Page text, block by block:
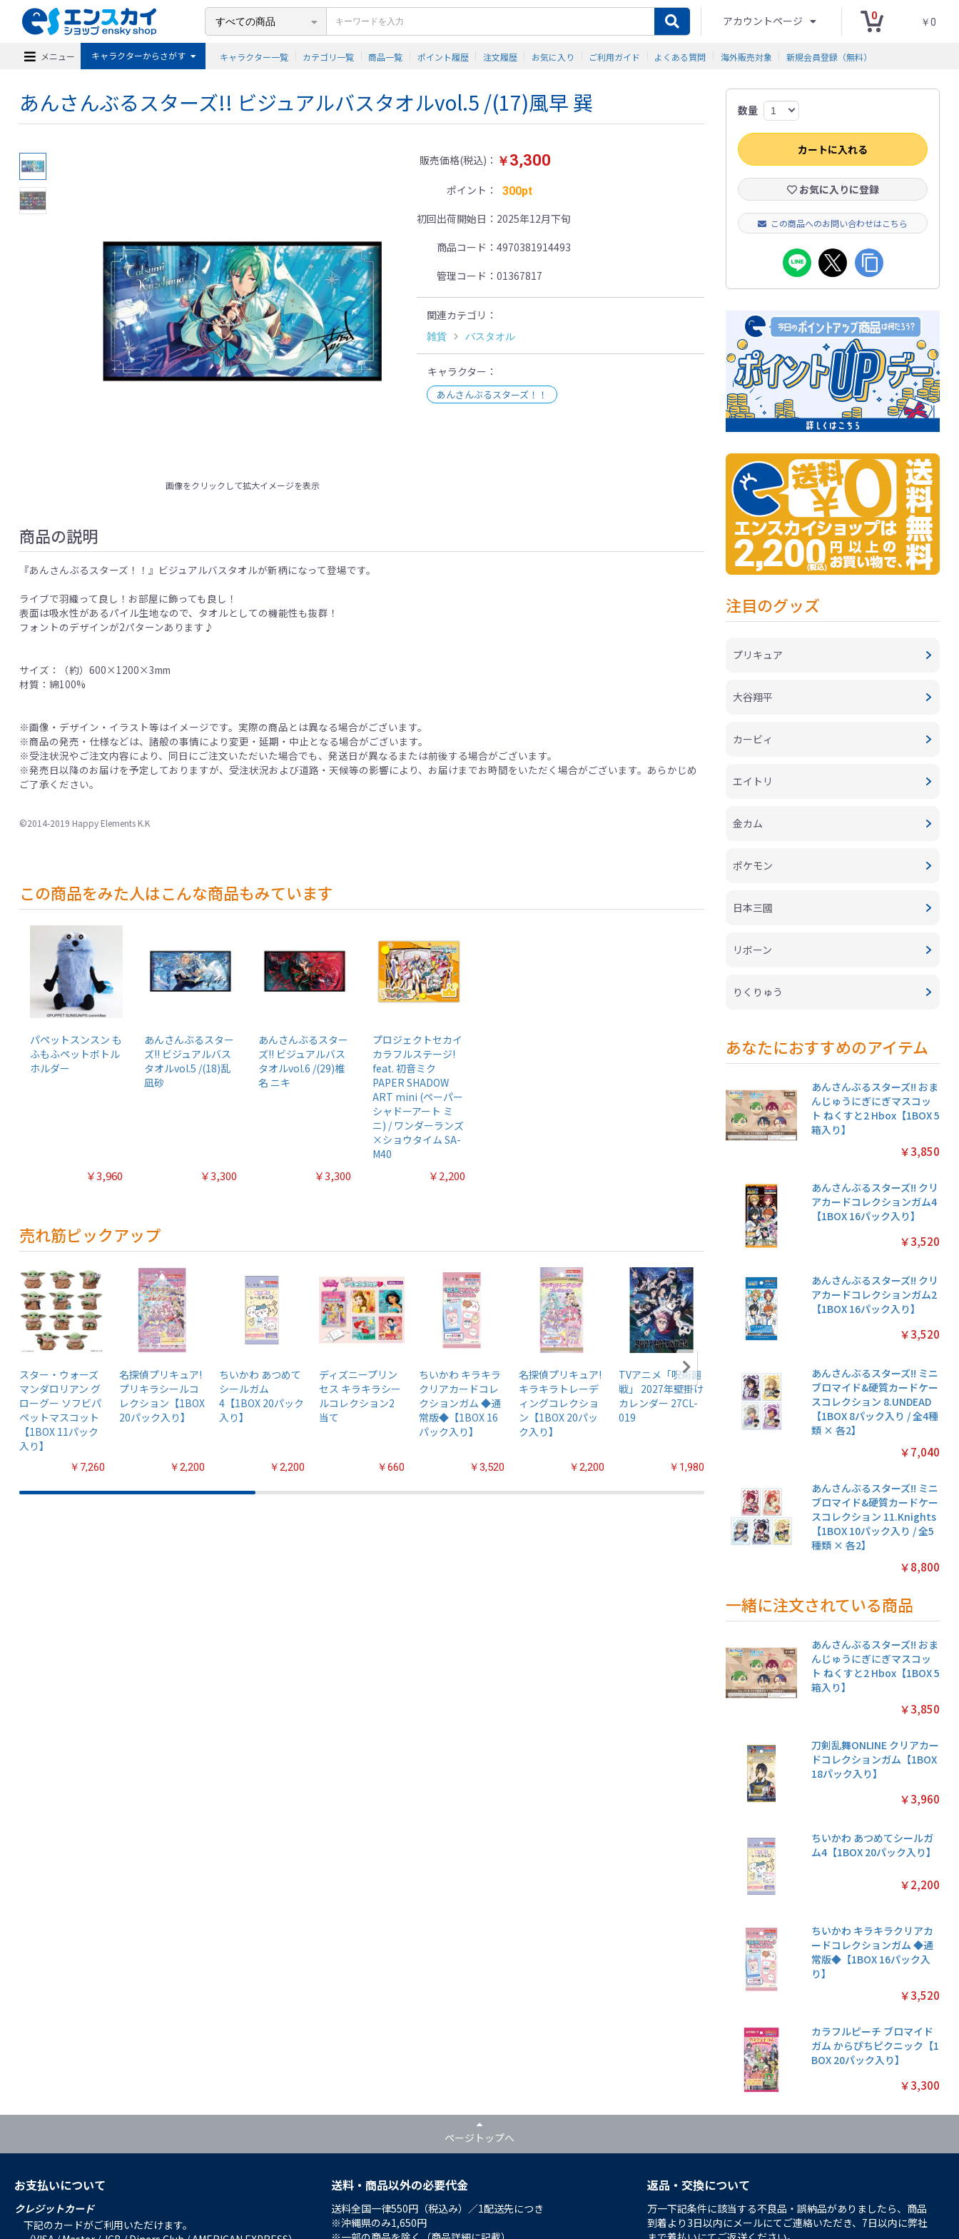
アカウントページ 0
￥0
メニュー キャラクターからさがす キャラクター一覧 カテゴリ一覧 商品一覧 ポイント履歴 注文履歴 お気に入り ご利用ガイド よくある質問 海外販売対象 新規会員登録（無料）
あんさんぶるスターズ!! ビジュアルバスタオルvol.5 /(17)風早 巽
画像をクリックして拡大イメージを表示
販売価格(税込) ￥3,300
ポイント 300pt
初回出荷開始日
2025年12月下旬
商品コード
4970381914493
管理コード
01367817
関連カテゴリ
雑貨 バスタオル
キャラクター
あんさんぶるスターズ！！
商品の説明
『あんさんぶるスターズ！！』ビジュアルバスタオルが新柄になって登場です。
ライブで羽織って良し！お部屋に飾っても良し！
表面は吸水性があるパイル生地なので、タオルとしての機能性も抜群！
フォントのデザインが2パターンあります♪
サイズ：（約）600×1200×3mm
材質：綿100%
※画像・デザイン・イラスト等はイメージです。実際の商品とは異なる場合がございます。
※商品の発売・仕様などは、諸般の事情により変更・延期・中止となる場合がございます。
※受注状況やご注文内容により、同日にご注文いただいた場合でも、発送日が異なるまたは前後する場合がございます。
※発売日以降のお届けを予定しておりますが、受注状況および道路・天候等の影響により、お届けまでお時間をいただく場合がございます。あらかじめ
ご了承ください。
©2014-2019 Happy Elements K.K
この商品をみた人はこんな商品もみています
パペットスンスン も
ふもふペットボトル
ホルダー
￥3,960
あんさんぶるスター
ズ!! ビジュアルバス
タオルvol.5 /(18)乱
凪砂
￥3,300
あんさんぶるスター
ズ!! ビジュアルバス
タオルvol.6 /(29)椎
名 ニキ
￥3,300
プロジェクトセカイ
カラフルステージ!
feat. 初音ミク
PAPER SHADOW
ART mini (ペーパー
シャドーアート ミ
ニ) / ワンダーランズ
×ショウタイム SA-
M40
￥2,200
売れ筋ピックアップ
スター・ウォーズ
マンダロリアン グ
ローグー ソフビパ
ペットマスコット
【1BOX 11パック
入り】
￥7,260
名探偵プリキュア!
プリキラシールコ
レクション【1BOX
20パック入り】
￥2,200
ちいかわ あつめて
シールガム
4【1BOX 20パック
入り】
￥2,200
ディズニープリン
セス キラキラシー
ルコレクション2
当て
￥660
ちいかわ キラキラ
クリアカードコレ
クションガム ◆通
常版◆【1BOX 16
パック入り】
￥3,520
名探偵プリキュア!
キラキラトレーデ
ィングコレクショ
ン【1BOX 20パッ
ク入り】
￥2,200
TVアニメ「呪術廻
戦」 2027年壁掛け
カレンダー 27CL-
019
￥1,980
名探偵プリキュア!
キラキラトレーデ
ィングコレクショ
ン2 ガムつき
【1BOX 20パック
ちいかわ マグネッ
トコレクションガ
ム2【1BOX 14パッ
ク入り】
鬼滅の
伝5 ガ
【1BOX
入り】
数量
カートに入れる
お気に入りに登録
この商品へのお問い合わせはこちら
注目のグッズ
プリキュア
大谷翔平
カービィ
エイトリ
金カム
ポケモン
日本三國
リボーン
りくりゅう
あなたにおすすめのアイテム
あんさんぶるスターズ!! おま
んじゅうにぎにぎマスコッ
ト ねくすと2 Hbox【1BOX 5
箱入り】
￥3,850
あんさんぶるスターズ!! クリ
アカードコレクションガム4
【1BOX 16パック入り】
￥3,520
あんさんぶるスターズ!! クリ
アカードコレクションガム2
【1BOX 16パック入り】
￥3,520
あんさんぶるスターズ!! ミニ
ブロマイド&硬質カードケー
スコレクション 8.UNDEAD
【1BOX 8パック入り / 全4種
類 × 各2】
￥7,040
あんさんぶるスターズ!! ミニ
ブロマイド&硬質カードケー
スコレクション 11.Knights
【1BOX 10パック入り / 全5
種類 × 各2】
￥8,800
一緒に注文されている商品
あんさんぶるスターズ!! おま
んじゅうにぎにぎマスコッ
ト ねくすと2 Hbox【1BOX 5
箱入り】
￥3,850
刀剣乱舞ONLINE クリアカー
ドコレクションガム【1BOX
18パック入り】
￥3,960
ちいかわ あつめてシールガ
ム4【1BOX 20パック入り】
￥2,200
ちいかわ キラキラクリアカ
ードコレクションガム ◆通
常版◆【1BOX 16パック入
り】
￥3,520
カラフルピーチ ブロマイド
ガム からぴちピクニック【1
BOX 20パック入り】
￥3,300
ページトップへ
お支払いについて
クレジットカード
下記のカードがご利用いただけます。
送料・商品以外の必要代金
送料全国一律550円（税込み）／1配送先につき
※沖縄県のみ1,650円
返品・交換について
万一下記条件に該当する不良品・誤納品がありましたら、商品
到着より3日以内にメールにてご連絡いただき、7日以内に弊社